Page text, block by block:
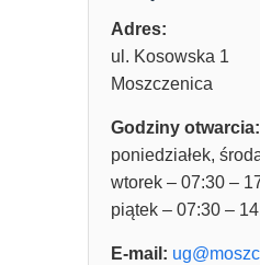
Adres:
ul. Kosowska 1
Moszczenica
Godziny otwarcia:
poniedziałek,
wtorek – 07:30 –
piątek – 07:30 –
E-mail: